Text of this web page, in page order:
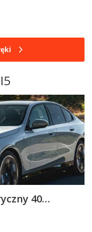
40
2023